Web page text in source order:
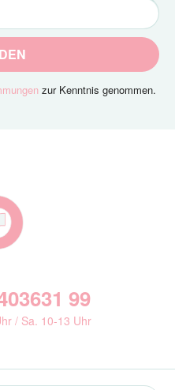
zur Kenntnis genommen.
99
/ Sa. 10-13 Uhr